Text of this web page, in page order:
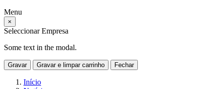
Menu
×
Seleccionar Empresa
Some text in the modal.
Gravar Gravar e limpar carrinho Fechar
Início